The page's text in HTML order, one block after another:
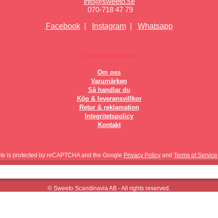
070-718 47 79
Facebook| Instagram| Whatsapp
Om oss
Varumärken
Så handlar du
Köp & leveransvillkor
Retur & reklamation
Integritetspolicy
Kontakt
is protected by reCAPTCHA and the Google Privacy Policy and Terms of Service
© Sweeto Scandinavia AB - All rights reserved.